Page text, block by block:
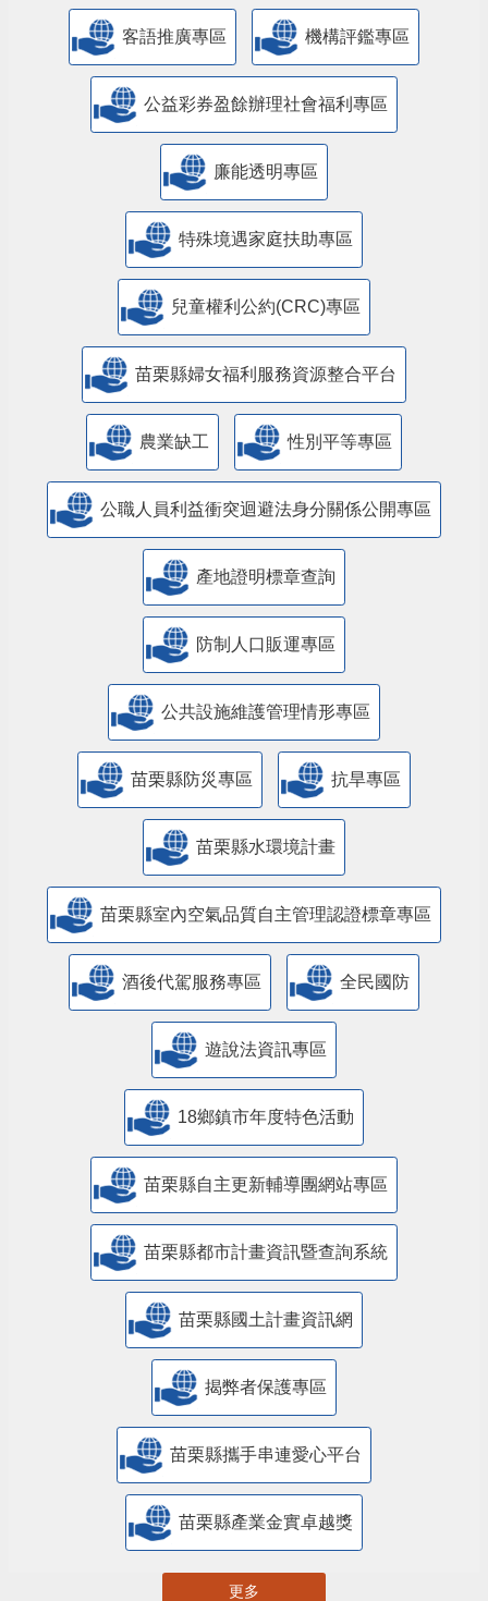
客語推廣專區 機構評鑑專區
公益彩券盈餘辦理社會福利專區
廉能透明專區
特殊境遇家庭扶助專區
兒童權利公約(CRC)專區
苗栗縣婦女福利服務資源整合平台
農業缺工 性別平等專區
公職人員利益衝突迴避法身分關係公開專區
產地證明標章查詢
防制人口販運專區
​公共設施維護管理情形專區
苗栗縣防災專區 抗旱專區
苗栗縣水環境計畫
苗栗縣室內空氣品質自主管理認證標章專區
酒後代駕服務專區 全民國防
遊說法資訊專區
18鄉鎮市年度特色活動
苗栗縣自主更新輔導團網站專區
苗栗縣都市計畫資訊暨查詢系統
苗栗縣國土計畫資訊網
揭弊者保護專區
苗栗縣攜手串連愛心平台
苗栗縣產業金實卓越獎
更多